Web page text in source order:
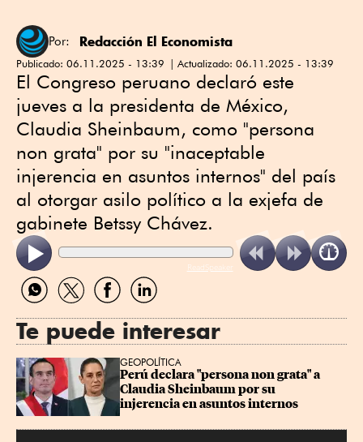
Por: Redacción El Economista
Publicado: 06.11.2025 - 13:39 Actualizado: 06.11.2025 - 13:39
El Congreso peruano declaró este
jueves a la presidenta de México,
Claudia Sheinbaum, como "persona
non grata" por su "inaceptable
injerencia en asuntos internos" del país
al otorgar asilo político a la exjefa de
gabinete Betssy Chávez.
ReadSpeaker
Compartir
por
Compartir
por
Compartir
por
Compartir
por
Te puede interesar
GEOPOLÍTICA
Perú declara "persona non grata" a
Claudia Sheinbaum por su
injerencia en asuntos internos